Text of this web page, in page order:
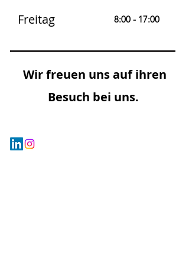
Freitag 8:00 - 17:00
Wir freuen uns auf ihren
Besuch bei uns.